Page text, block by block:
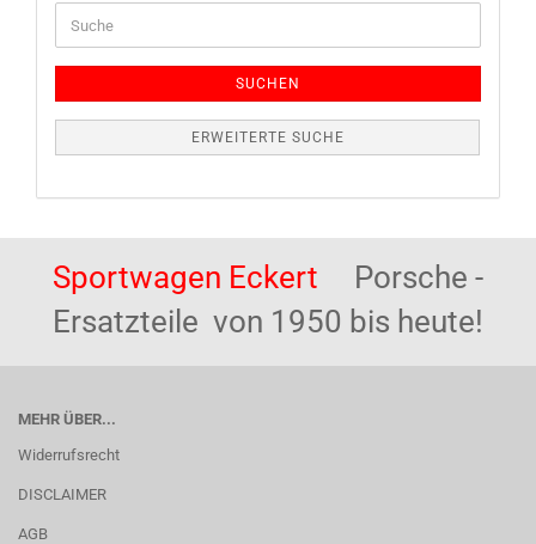
SUCHEN
ERWEITERTE SUCHE
Sportwagen Eckert Porsche -
Ersatzteile von 1950 bis heute!
MEHR ÜBER...
Widerrufsrecht
DISCLAIMER
AGB